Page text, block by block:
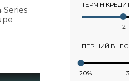
ТЕРМІН
1 2
ПЕРШИЙ
20%